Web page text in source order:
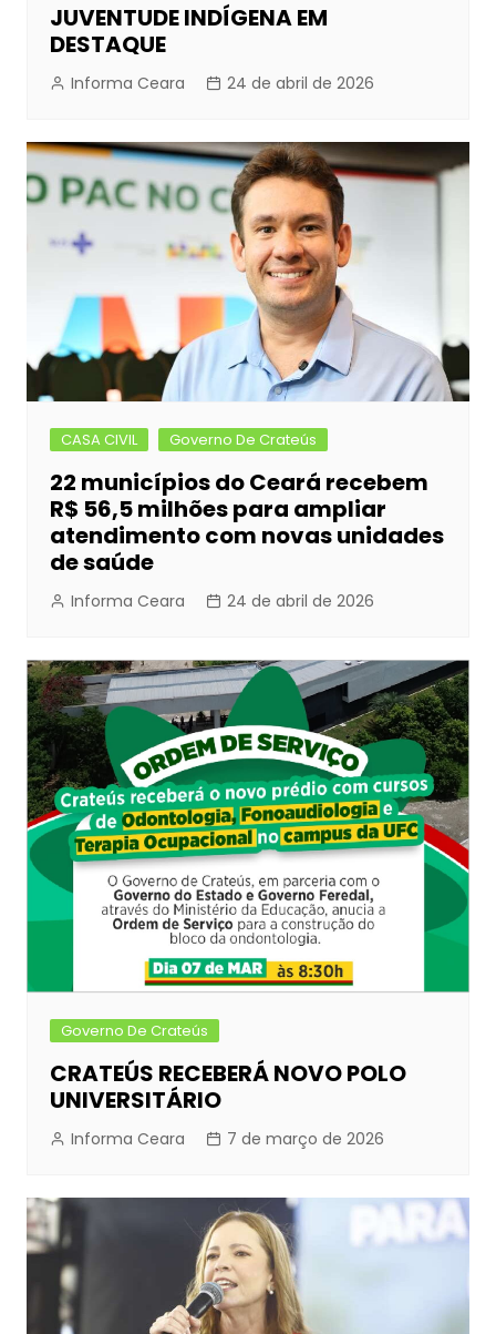
JUVENTUDE INDÍGENA EM
DESTAQUE
Informa Ceara 24 de abril de 2026
CASA CIVIL Governo De Crateús
22 municípios do Ceará recebem
R$ 56,5 milhões para ampliar
atendimento com novas unidades
de saúde
Informa Ceara 24 de abril de 2026
Governo De Crateús
CRATEÚS RECEBERÁ NOVO POLO
UNIVERSITÁRIO
Informa Ceara 7 de março de 2026